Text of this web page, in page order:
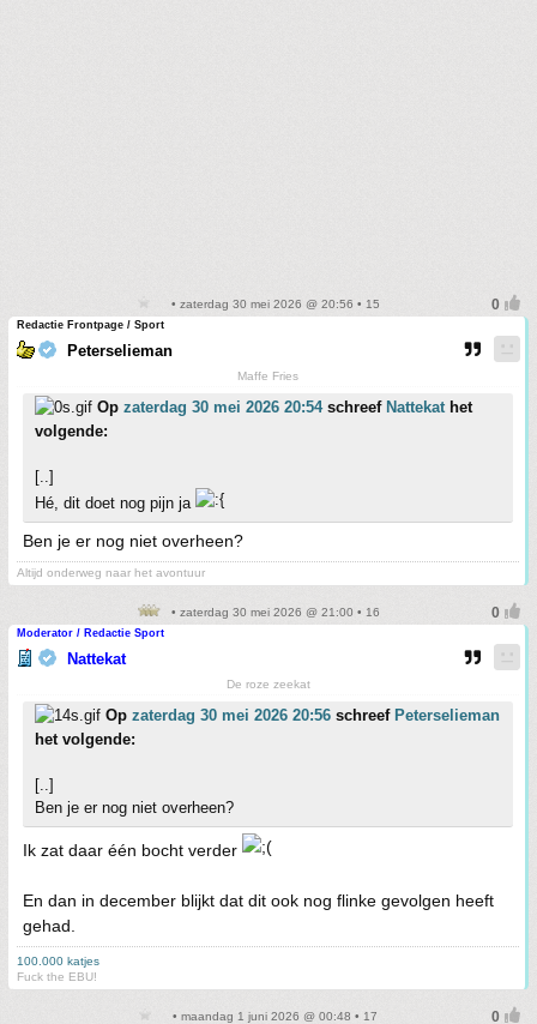
• zaterdag 30 mei 2026 @ 20:56 • 15
Redactie Frontpage / Sport
Peterselieman
Maffe Fries
Op zaterdag 30 mei 2026 20:54schreef Nattekat het
volgende:
[..]
Hé, dit doet nog pijn ja
Ben je er nog niet overheen?
Altijd onderweg naar het avontuur
• zaterdag 30 mei 2026 @ 21:00 • 16
Moderator / Redactie Sport
Nattekat
De roze zeekat
Op zaterdag 30 mei 2026 20:56 schreef Peterselieman
het volgende:
[..]
Ben je er nog niet overheen?
Ik zat daar één bocht verder
En dan in december blijkt dat dit ook nog flinke gevolgen heeft
gehad.
100.000 katjes
Fuck the EBU!
• maandag 1 juni 2026 @ 00:48 • 17